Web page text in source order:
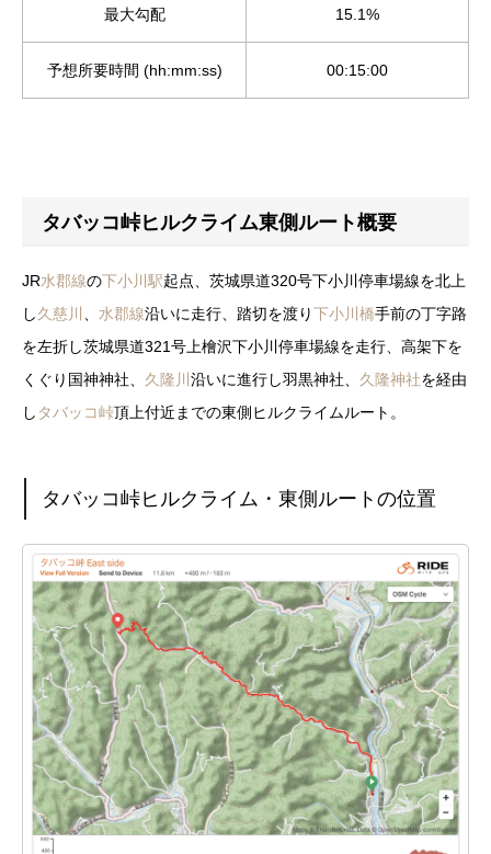
最大勾配 15.1%
予想所要時間 (hh:mm:ss) 00:15:00
タバッコ峠ヒルクライム東側ルート概要
JR水郡線の下小川駅起点、茨城県道320号下小川停車場線を北上
し久慈川 水郡線沿いに走行、踏切を渡り下小川橋手前の丁字路
を左折し茨城県道321号上檜沢下小川停車場線を走行、高架下を
くぐり国神神社、 久隆川沿いに進行し羽黒神社、 久隆神社を経由
し タバッコ峠頂上付近までの東側ヒルクライムルート。
タバッコ峠ヒルクライム・東側ルートの位置